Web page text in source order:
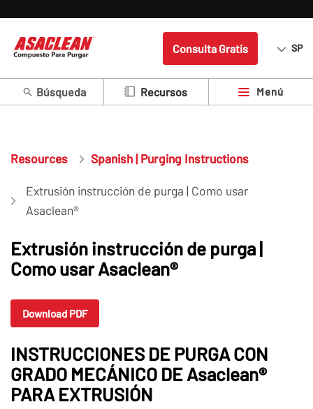
Consulta Gratis SP
Búsqueda Recursos Menú
Resources Spanish | Purging Instructions
Extrusión instrucción de purga | Como usar
Asaclean®
Extrusión instrucción de purga |
Como usar Asaclean®
Download PDF
INSTRUCCIONES DE PURGA CON
GRADO MECÁNICO DE Asaclean®
PARA EXTRUSIÓN